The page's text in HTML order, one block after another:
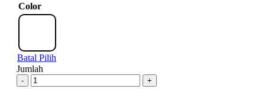
Color
Batal Pilih
Jumlah
- +